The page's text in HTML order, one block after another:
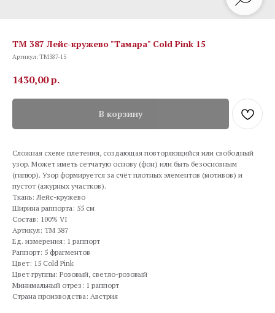
TM 387 Лейс-кружево "Тамара" Cold Pink 15
Артикул:TM387-15
1430,00р.
В корзину
Сложная схеме плетения, создающая повторяющийся или свободный
узор. Может иметь сетчатую основу (фон) или быть безосновным
(гипюр). Узор формируется за счёт плотных элементов (мотивов) и
пустот (ажурных участков).
Ткань: Лейс-кружево
Ширина раппорта: 55 см
Состав: 100% VI
Артикул: TM 387
Ед. измерения: 1 раппорт
Раппорт: 5 фрагментов
Цвет: 15 Cold Pink
Цвет группы: Розовый, светло-розовый
Минимальный отрез: 1 раппорт
Страна производства: Австрия